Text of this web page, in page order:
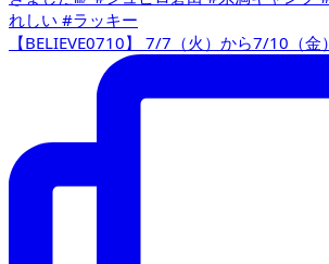
【BELIEVE0710】 7/7（火）から7/10（金）